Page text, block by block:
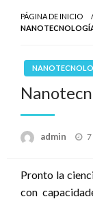
PÁGINA DE INICIO
admin 7
Pronto la
con